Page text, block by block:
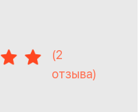
(2
отзыва)